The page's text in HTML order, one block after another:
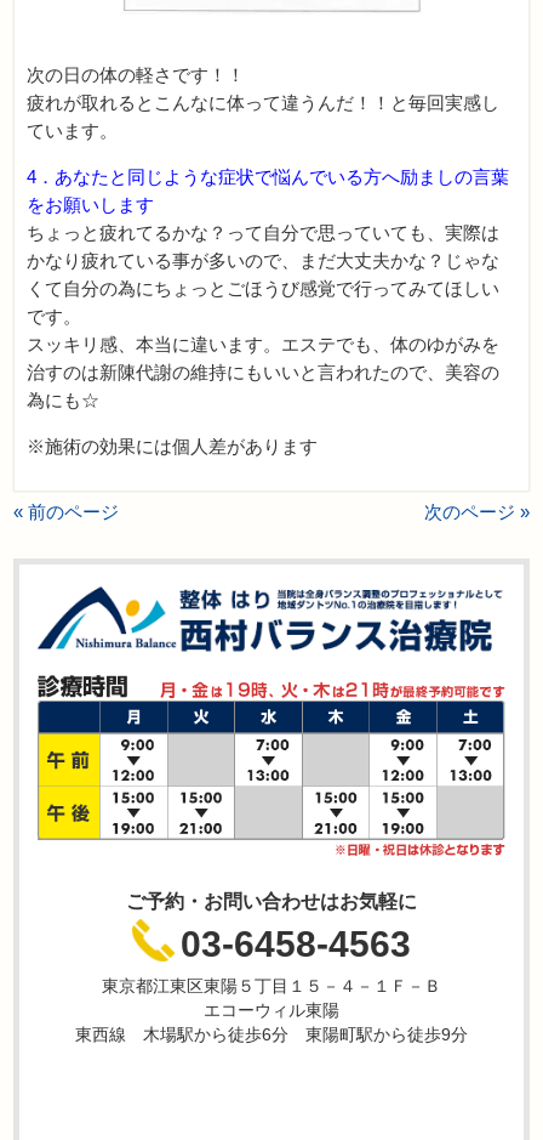
次の日の体の軽さです！！
疲れが取れるとこんなに体って違うんだ！！と毎回実感し
ています。
4．あなたと同じような症状で悩んでいる方へ励ましの言葉
をお願いします
ちょっと疲れてるかな？って自分で思っていても、実際は
かなり疲れている事が多いので、まだ大丈夫かな？じゃな
くて自分の為にちょっとごほうび感覚で行ってみてほしい
です。
スッキリ感、本当に違います。エステでも、体のゆがみを
治すのは新陳代謝の維持にもいいと言われたので、美容の
為にも☆
※施術の効果には個人差があります
« 前のページ 次のページ »
ご予約・お問い合わせはお気軽に
03-6458-4563
東京都江東区東陽５丁目１５－４－１Ｆ－Ｂ
エコーウィル東陽
東西線 木場駅から徒歩6分 東陽町駅から徒歩9分